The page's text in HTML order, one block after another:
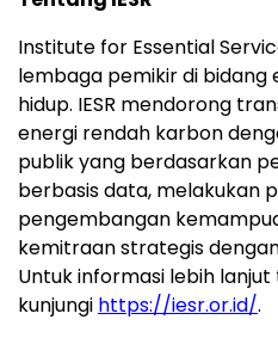
Institute for Essential
lembaga pemikir di bidang
hidup. IESR mendorong
energi rendah karbon
publik yang berdasarkan
berbasis data, melakukan
pengembangan
kemitraan strategis
Untuk informasi lebih lanjut
kunjungi https://iesr.or.id/.